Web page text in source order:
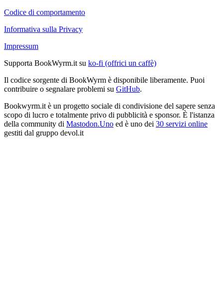
Codice di comportamento
Informativa sulla Privacy
Impressum
Supporta BookWyrm.it su ko-fi (offrici un caffè)
Il codice sorgente di BookWyrm è disponibile liberamente. Puoi
contribuire o segnalare problemi su GitHub.
Bookwyrm.it è un progetto sociale di condivisione del sapere senza
scopo di lucro e totalmente privo di pubblicità e sponsor. È l'istanza
della community di Mastodon.Uno ed è uno dei 30 servizi online
gestiti dal gruppo devol.it